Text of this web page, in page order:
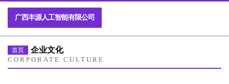
广西丰源人工智能有限公司
首页 企业文化
CORPORATE CULTURE